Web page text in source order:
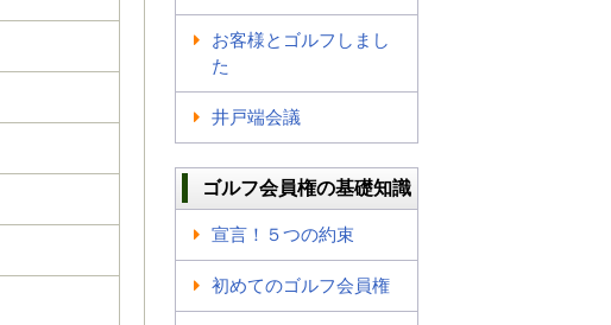
お客様とゴルフしまし
た
井戸端会議
ゴルフ会員権の基礎知識
宣言！５つの約束
初めてのゴルフ会員権